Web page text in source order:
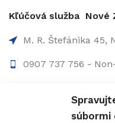
súbormi
Kľúčová služba Nové
M. R. Štefánika 45,
0907 737 756 -
info@figolock.sk